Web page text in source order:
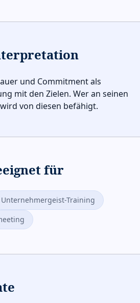
und Commitment als
mit den Zielen. Wer an seinen
von diesen befähigt.
für
Unternehmergeist-Training